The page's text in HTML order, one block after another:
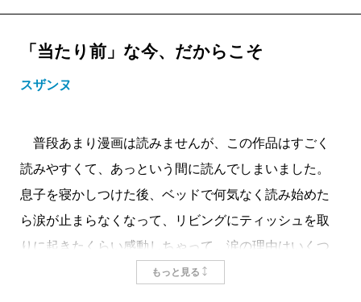
「当たり前」な今、だからこそ
スザンヌ
普段あまり漫画は読みませんが、この作品はすごく
読みやすくて、あっという間に読んでしまいました。
息子を寝かしつけた後、ベッドで何気なく読み始めた
ら涙が止まらなくなって、リビングにティッシュを取
りに起きたくらい感動しちゃって。涙の理由はいくつ
かあると思うのですが、肝臓がんと闘い亡くなってし
もっと見る